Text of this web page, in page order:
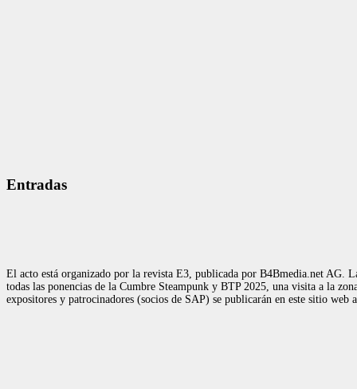
Entradas
El acto está organizado por la revista E3, publicada por B4Bmedia.net AG.
todas las ponencias de la Cumbre Steampunk y BTP 2025, una visita a la
expositores y patrocinadores (socios de SAP) se publicarán en este sitio web